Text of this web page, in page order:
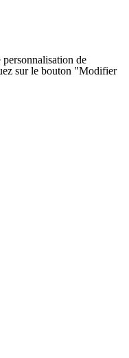
de
sur le bouton "Modifier